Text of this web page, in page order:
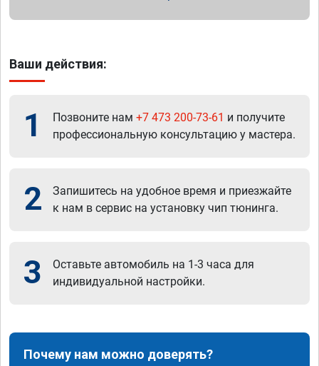
Ваши действия:
1 Позвоните нам +7 473 200-73-61 и получите
профессиональную консультацию у мастера.
2
Запишитесь на удобное время и приезжайте
к нам в сервис на установку чип тюнинга.
3
Оставьте автомобиль на 1-3 часа для
индивидуальной настройки.
Почему нам можно доверять?